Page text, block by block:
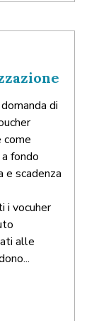
di
come
fondo
e scadenza
i vocuher
alle